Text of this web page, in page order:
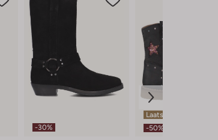
-30%
Laatste items
-50%